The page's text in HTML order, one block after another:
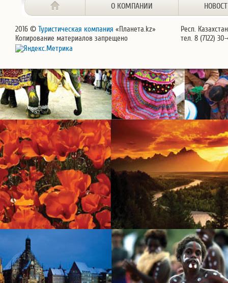
О КОМПАНИИ
2016 © Туристическая компания «Планета.kz»
Копирование материалов запрещено
Респ.
тел. 8 (7122)